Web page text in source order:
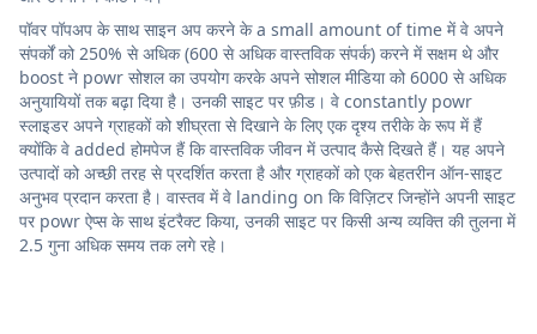
पॉवर पॉपअप के साथ साइन अप करने के a small amount of time में वे अपने
संपर्कों को 250% से अधिक (600 से अधिक वास्तविक संपर्क) करने में सक्षम थे और
boost ने powr सोशल का उपयोग करके अपने सोशल मीडिया को 6000 से अधिक
अनुयायियों तक बढ़ा दिया है। उनकी साइट पर फ़ीड। वे constantly powr
स्लाइडर अपने ग्राहकों को शीघ्रता से दिखाने के लिए एक दृश्य तरीके के रूप में हैं
क्योंकि वे added होमपेज हैं कि वास्तविक जीवन में उत्पाद कैसे दिखते हैं। यह अपने
उत्पादों को अच्छी तरह से प्रदर्शित करता है और ग्राहकों को एक बेहतरीन ऑन-साइट
अनुभव प्रदान करता है। वास्तव में वे landing on कि विज़िटर जिन्होंने अपनी साइट
पर powr ऐप्स के साथ इंटरैक्ट किया, उनकी साइट पर किसी अन्य व्यक्ति की तुलना में
2.5 गुना अधिक समय तक लगे रहे।